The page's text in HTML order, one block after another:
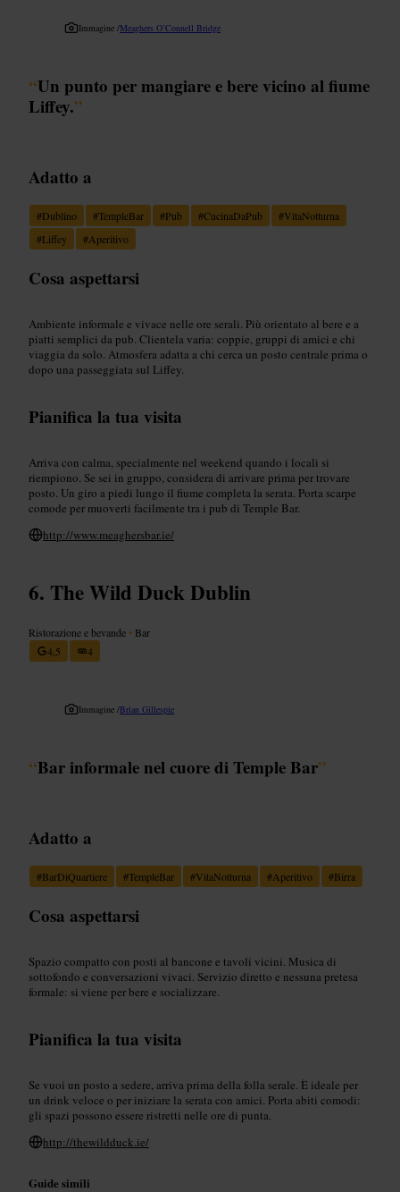
Immagine /Meaghers O’Connell Bridge
“Un punto per mangiare e bere vicino al fiume
Liffey.”
Adatto a
#Dublino #TempleBar #Pub #CucinaDaPub #VitaNotturna
#Liffey #Aperitivo
Cosa aspettarsi
Ambiente informale e vivace nelle ore serali. Più orientato al bere e a
piatti semplici da pub. Clientela varia: coppie, gruppi di amici e chi
viaggia da solo. Atmosfera adatta a chi cerca un posto centrale prima o
dopo una passeggiata sul Liffey.
Pianifica la tua visita
Arriva con calma, specialmente nel weekend quando i locali si
riempiono. Se sei in gruppo, considera di arrivare prima per trovare
posto. Un giro a piedi lungo il fiume completa la serata. Porta scarpe
comode per muoverti facilmente tra i pub di Temple Bar.
http://www.meaghersbar.ie/
The Wild Duck Dublin
Ristorazione e bevande • Bar
4,5
4
Immagine /Brian Gillespie
“Bar informale nel cuore di Temple Bar”
Adatto a
#BarDiQuartiere #TempleBar #VitaNotturna #Aperitivo #Birra
Cosa aspettarsi
Spazio compatto con posti al bancone e tavoli vicini. Musica di
sottofondo e conversazioni vivaci. Servizio diretto e nessuna pretesa
formale: si viene per bere e socializzare.
Pianifica la tua visita
Se vuoi un posto a sedere, arriva prima della folla serale. È ideale per
un drink veloce o per iniziare la serata con amici. Porta abiti comodi:
gli spazi possono essere ristretti nelle ore di punta.
http://thewildduck.ie/
Guide simili